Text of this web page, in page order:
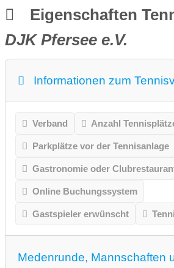
Eigenschaften
DJK Pfersee e.V.
Informationen zum
Verband Anzahl
Parkplätze vor der Tennisanlage
Gastronomie oder
Online Buchungssystem
Gastspieler erwünscht
Medenrunde, Mannschaften